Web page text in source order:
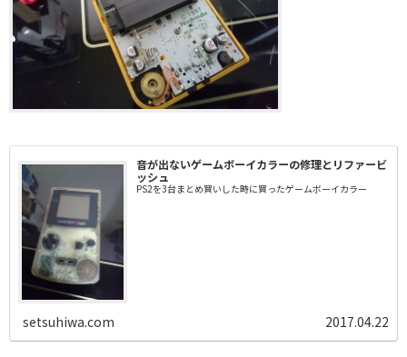
音が出ないゲームボーイカラーの修理とリファービ
ッシュ
PS2を3台まとめ買いした時に買ったゲームボーイカラー
setsuhiwa.com 2017.04.22